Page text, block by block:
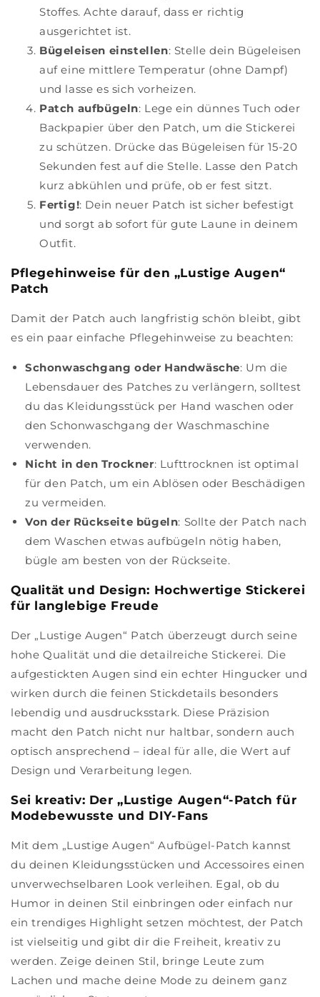
Stoffes. Achte darauf, dass er richtig
ausgerichtet ist.
Bügeleisen einstellen: Stelle dein Bügeleisen
auf eine mittlere Temperatur (ohne Dampf)
und lasse es sich vorheizen.
Patch aufbügeln: Lege ein dünnes Tuch oder
Backpapier über den Patch, um die Stickerei
zu schützen. Drücke das Bügeleisen für 15-20
Sekunden fest auf die Stelle. Lasse den Patch
kurz abkühlen und prüfe, ob er fest sitzt.
Fertig!: Dein neuer Patch ist sicher befestigt
und sorgt ab sofort für gute Laune in deinem
Outfit.
Pflegehinweise für den „Lustige Augen“
Patch
Damit der Patch auch langfristig schön bleibt, gibt
es ein paar einfache Pflegehinweise zu beachten:
Schonwaschgang oder Handwäsche: Um die
Lebensdauer des Patches zu verlängern, solltest
du das Kleidungsstück per Hand waschen oder
den Schonwaschgang der Waschmaschine
verwenden.
Nicht in den Trockner: Lufttrocknen ist optimal
für den Patch, um ein Ablösen oder Beschädigen
zu vermeiden.
Von der Rückseite bügeln: Sollte der Patch nach
dem Waschen etwas aufbügeln nötig haben,
bügle am besten von der Rückseite.
Qualität und Design: Hochwertige Stickerei
für langlebige Freude
Der „Lustige Augen“ Patch überzeugt durch seine
hohe Qualität und die detailreiche Stickerei. Die
aufgestickten Augen sind ein echter Hingucker und
wirken durch die feinen Stickdetails besonders
lebendig und ausdrucksstark. Diese Präzision
macht den Patch nicht nur haltbar, sondern auch
optisch ansprechend – ideal für alle, die Wert auf
Design und Verarbeitung legen.
Sei kreativ: Der „Lustige Augen“-Patch für
Modebewusste und DIY-Fans
Mit dem „Lustige Augen“ Aufbügel-Patch kannst
du deinen Kleidungsstücken und Accessoires einen
unverwechselbaren Look verleihen. Egal, ob du
Humor in deinen Stil einbringen oder einfach nur
ein trendiges Highlight setzen möchtest, der Patch
ist vielseitig und gibt dir die Freiheit, kreativ zu
werden. Zeige deinen Stil, bringe Leute zum
Lachen und mache deine Mode zu deinem ganz